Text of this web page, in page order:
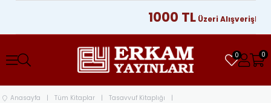
1000 TLÜzeri Alışverişlerinizde
0 0
Anasayfa Tüm Kitaplar Tasavvuf Kitaplığı